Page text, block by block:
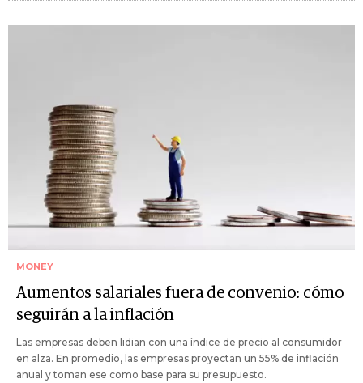
MONEY
Aumentos salariales fuera de convenio: cómo
seguirán a la inflación
Las empresas deben lidian con una índice de precio al consumidor
en alza. En promedio, las empresas proyectan un 55% de inflación
anual y toman ese como base para su presupuesto.